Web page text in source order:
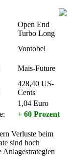
Open End
Turbo Long
Vontobel
Mais-Future
428,40 US-
Cents
1,04 Euro
+ 60 Prozent
Verluste beim
sind hoch